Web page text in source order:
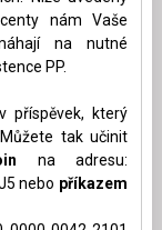
nám Vaše
na nutné
PP.
příspěvek, který
tak učinit
na adresu:
nebo příkazem